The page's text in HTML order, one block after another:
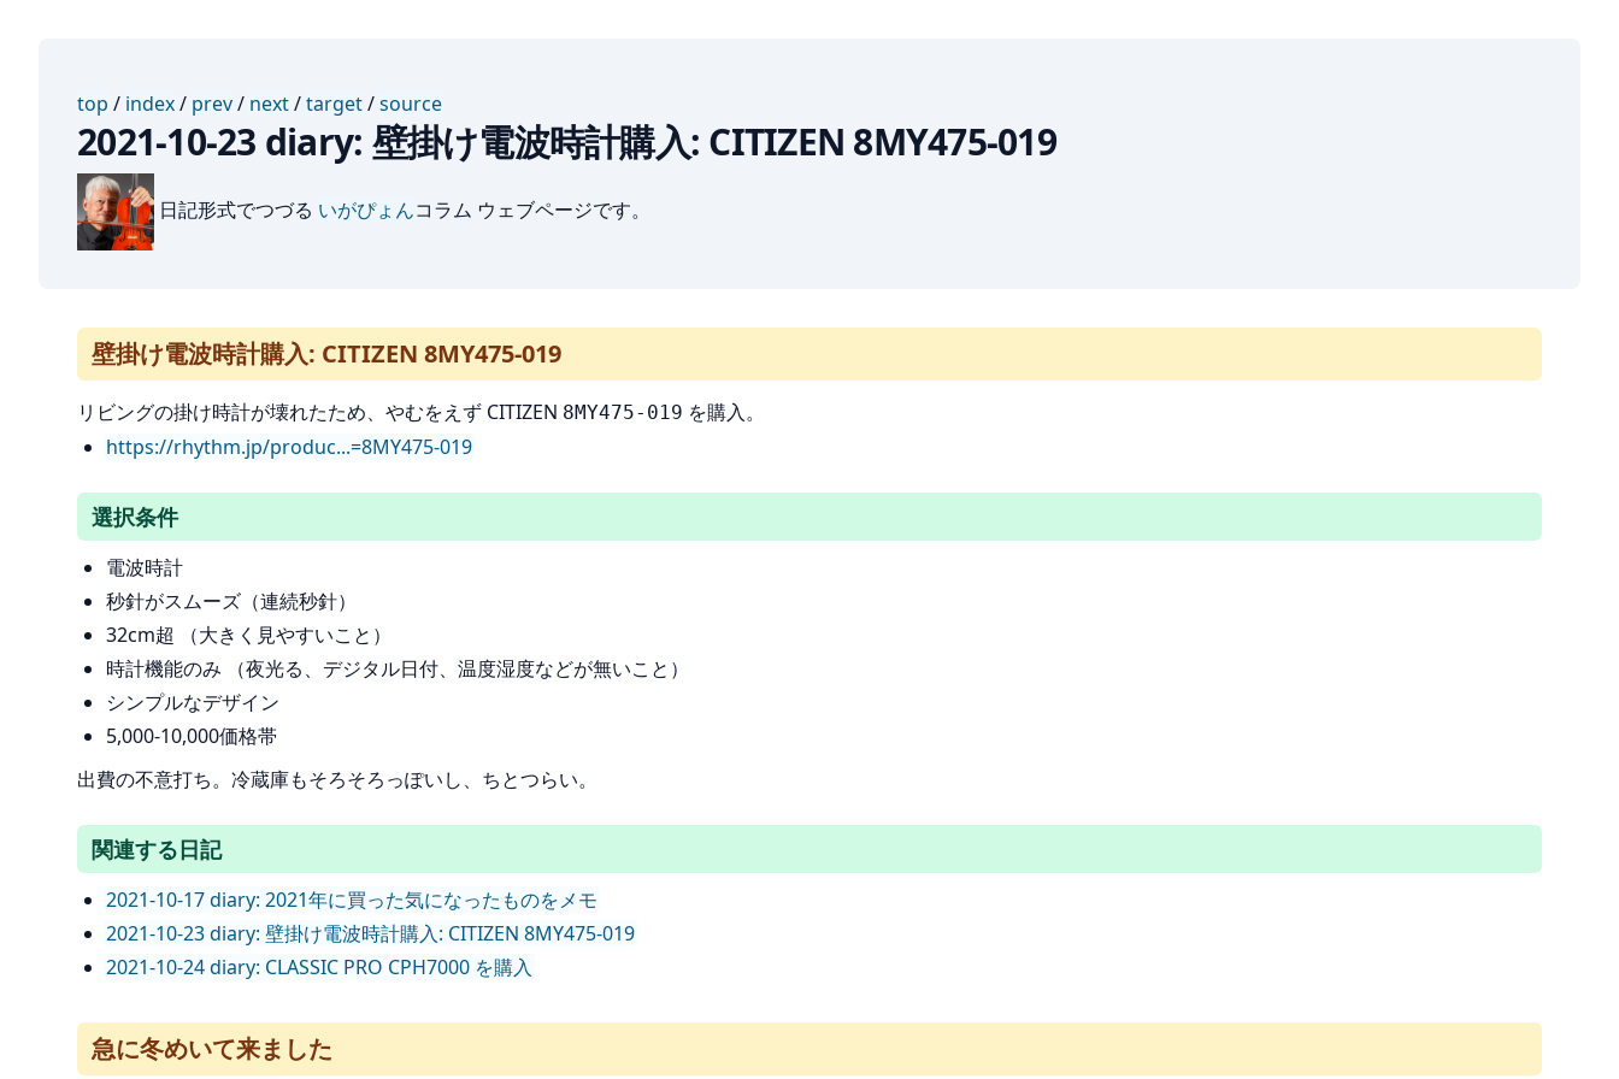
top / index/ prev/ next/target/source
2021-10-23 diary: 壁掛け電波時計購入: CITIZEN 8MY475-019
日記形式でつづる いがぴょんコラム ウェブページです。
壁掛け電波時計購入: CITIZEN 8MY475-019
リビングの掛け時計が壊れたため、やむをえず CITIZEN 8MY475-019 を購入。
https://rhythm.jp/produc...=8MY475-019
選択条件
電波時計
秒針がスムーズ（連続秒針）
32cm超 （大きく見やすいこと）
時計機能のみ （夜光る、デジタル日付、温度湿度などが無いこと）
シンプルなデザイン
5,000-10,000価格帯
出費の不意打ち。冷蔵庫もそろそろっぽいし、ちとつらい。
関連する日記
2021-10-17 diary: 2021年に買った気になったものをメモ
2021-10-23 diary: 壁掛け電波時計購入: CITIZEN 8MY475-019
2021-10-24 diary: CLASSIC PRO CPH7000 を購入
急に冬めいて来ました